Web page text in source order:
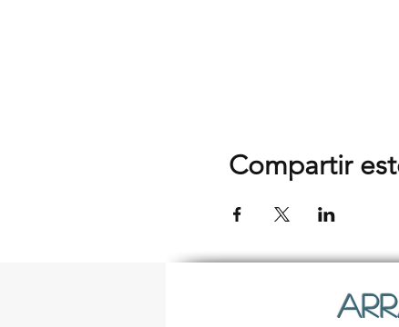
Compartir